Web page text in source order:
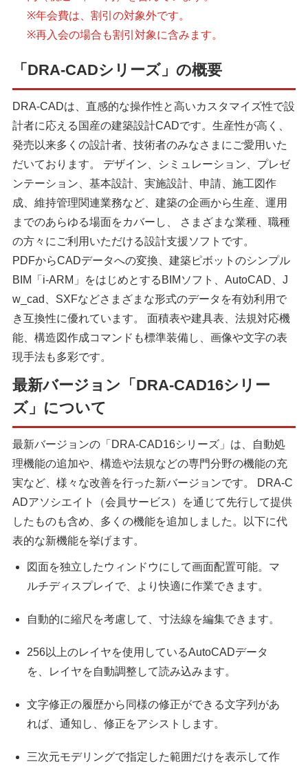
※年会費は、割引の対象外です。
※再入会の場合も割引対象に含みます。
「DRA-CADシリーズ」の概要
DRA-CADは、直感的な操作性と高いカスタマイズ性で設
計者に応える国産の建築設計CADです。生産性が高く、
発売以来多くの設計者、技術者のみなさまにご愛用いた
だいております。 デザイン、シミュレーション、プレゼ
ンテーション、基本設計、実施設計、申請、施工図作
成、維持管理関連業務など、建築の企画から生産、運用
までのあらゆる場面をカバーし、 さまざまな業種、職種
の方々にご利用いただける設計支援ソフトです。
PDFからCADデータへの変換、建築ピボットのシンプル
BIM「i-ARM」をはじめとするBIMソフト、AutoCAD、J
w_cad、SXFなどさまざまな形式のデータを有効利用で
き互換性に優れています。 面積表や建具表、法規対応機
能、構造図作成コマンドも標準装備し、画像や文字の表
現手法も多彩です。
最新バージョン「DRA-CAD16シリー
ズ」について
最新バージョンの「DRA-CAD16シリーズ」は、自動処
理機能の追加や、構造や法規などの専門分野の機能の充
実など、様々な改善を行った新バージョンです。 DRA-C
ADアソシエイト（会員サービス）を通じて先行して提供
したものも含め、多くの機能を追加しました。以下に代
表的な新機能を挙げます。
図面を独立したウィンドウにして画面配置可能。マ
ルチディスプレイで、より快適に作業できます。
自動的に縮尺を考慮して、寸法線を編集できます。
256以上のレイヤを使用しているAutoCADデータ
を、レイヤを自動調整して読み込みます。
文字修正の履歴から同様の修正ができる文字列があ
れば、通知し、修正をアシストします。
三次元モデリングで指定した範囲だけを表示して作